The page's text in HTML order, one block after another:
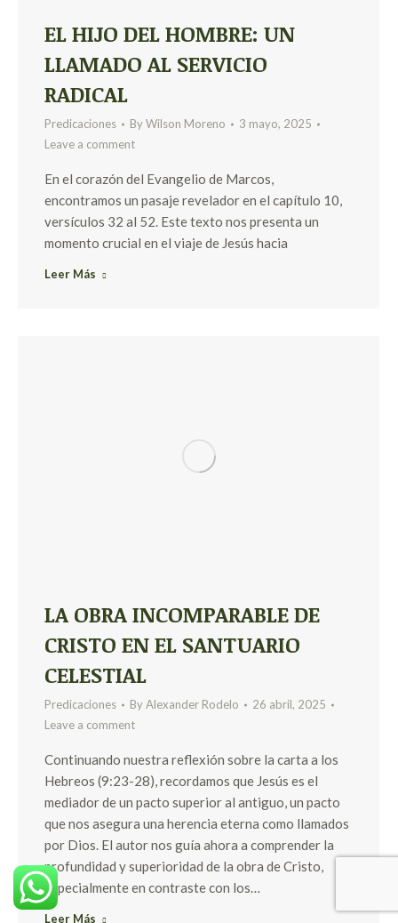
EL HIJO DEL HOMBRE: UN
LLAMADO AL SERVICIO
RADICAL
Predicaciones ByWilson Moreno
3 mayo, 2025
Leave a comment
En el corazón del Evangelio de Marcos,
encontramos un pasaje revelador en el capítulo 10,
versículos 32 al 52. Este texto nos presenta un
momento crucial en el viaje de Jesús hacia
Leer Más
LA OBRA INCOMPARABLE DE
CRISTO EN EL SANTUARIO
CELESTIAL
Predicaciones ByAlexander Rodelo
26 abril, 2025
Leave a comment
Continuando nuestra reflexión sobre la carta a los
Hebreos (9:23-28), recordamos que Jesús es el
mediador de un pacto superior al antiguo, un pacto
que nos asegura una herencia eterna como llamados
por Dios. El autor nos guía ahora a comprender la
profundidad y superioridad de la obra de Cristo,
especialmente en contraste con los…
Leer Más